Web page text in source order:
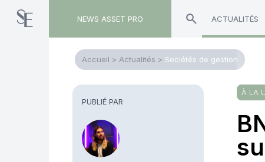
NEWS ASSET PRO ACTUALITÉS
Accueil > Actualités > Sociétés de gestion
PUBLIÉ PAR
À LA